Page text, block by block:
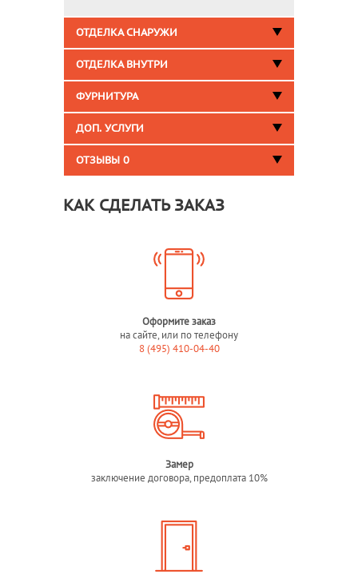
ОТДЕЛКА СНАРУЖИ
ОТДЕЛКА ВНУТРИ
ФУРНИТУРА
ДОП. УСЛУГИ
ОТЗЫВЫ 0
КАК СДЕЛАТЬ ЗАКАЗ
Оформите заказ
на сайте, или по телефону
8 (495) 410-04-40
Замер
заключение договора, предоплата 10%